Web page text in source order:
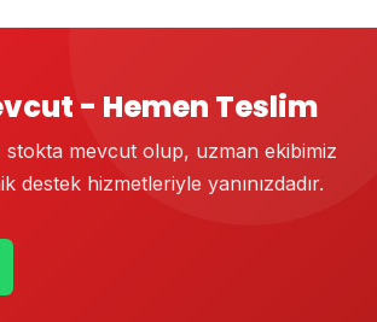
- Hemen Teslim
mevcut olup, uzman ekibimiz
destek hizmetleriyle yanınızdadır.